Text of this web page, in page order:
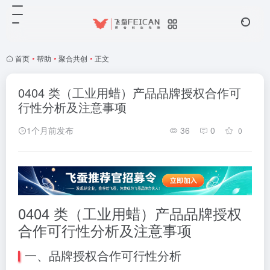
首页 • 帮助 • 聚合共创 • 正文
0404 类（工业用蜡）产品品牌授权合作可
行性分析及注意事项
1个月前发布 36 0 0
0404 类（工业用蜡）产品品牌授权
合作可行性分析及注意事项
一、品牌授权合作可行性分析